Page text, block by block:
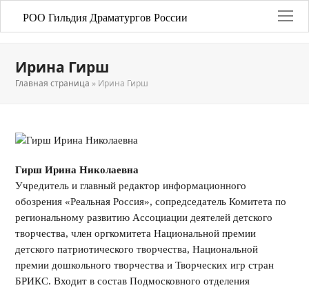
РОО Гильдия Драматургов России
Ирина Гирш
Главная страница » Ирина Гирш
Гирш Ирина Николаевна
Учредитель и главный редактор информационного
обозрения «Реальная Россия», сопредседатель Комитета по
региональному развитию Ассоциации деятелей детского
творчества, член оргкомитета Национальной премии
детского патриотического творчества, Национальной
премии дошкольного творчества и Творческих игр стран
БРИКС. Входит в состав Подмосковного отделения